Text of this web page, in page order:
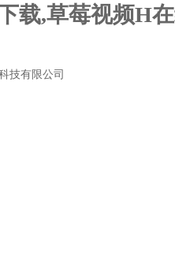
载,草莓视频H